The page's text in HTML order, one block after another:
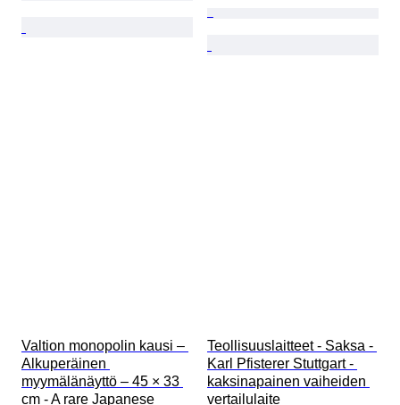
Valtion monopolin kausi –
Alkuperäinen
myymälänäyttö – 45 × 33
cm - A rare Japanese
Teollisuuslaitteet - Saksa -
Karl Pfisterer Stuttgart -
kaksinapainen vaiheiden
vertailulaite